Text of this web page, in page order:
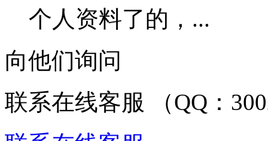
个人资料了的，...
向他们询问
联系在线客服 （QQ：